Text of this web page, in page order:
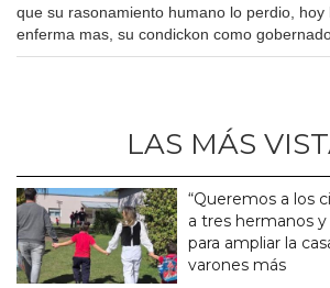
que su rasonamiento humano lo perdio,
enferma mas, su condickon como
LAS MÁS
“Queremos a los
a tres hermanos
para ampliar la
varones más